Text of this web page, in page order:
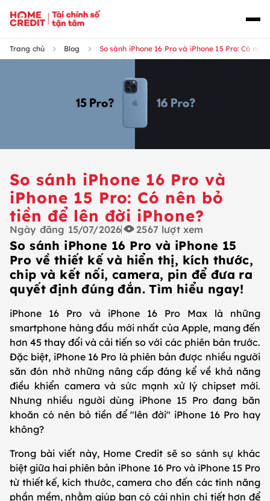
Trang chủ Blog So sánh iPhone 16 Pro và iPhone 15 Pro: Có
So sánh iPhone 16 Pro và
iPhone 15 Pro: Có nên bỏ
tiền để lên đời iPhone?
Ngày đăng 15/07/2026 2567 lượt xem
So sánh iPhone 16 Pro và iPhone 15
Pro về thiết kế và hiển thị, kích thước,
chip và kết nối, camera, pin để đưa ra
quyết định đúng đắn. Tìm hiểu ngay!
iPhone 16 Pro và iPhone 16 Pro Max là những
smartphone hàng đầu mới nhất của Apple, mang đến
hơn 45 thay đổi và cải tiến so với các phiên bản trước.
Đặc biệt, iPhone 16 Pro là phiên bản được nhiều người
săn đón nhờ những nâng cấp đáng kể về khả năng
điều khiển camera và sức mạnh xử lý chipset mới.
Nhưng nhiều người dùng iPhone 15 Pro đang băn
khoăn có nên bỏ tiền để "lên đời" iPhone 16 Pro hay
không?
Trong bài viết này, Home Credit sẽ so sánh sự khác
biệt giữa hai phiên bản iPhone 16 Pro và iPhone 15 Pro
từ thiết kế, kích thước, camera cho đến các tính năng
phần mềm, nhằm giúp bạn có cái nhìn chi tiết hơn để